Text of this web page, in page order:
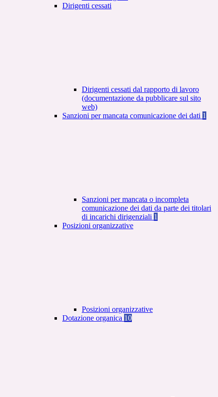
Dirigenti cessati
Dirigenti cessati dal rapporto di lavoro
(documentazione da pubblicare sul sito
web)
Sanzioni per mancata comunicazione dei dati 1
Sanzioni per mancata o incompleta
comunicazione dei dati da parte dei titolari
di incarichi dirigenziali 1
Posizioni organizzative
Posizioni organizzative
Dotazione organica 10